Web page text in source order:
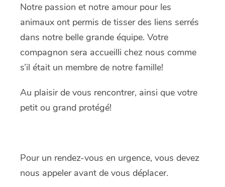
Notre passion et notre amour pour les
animaux ont permis de tisser des liens serrés
dans notre belle grande équipe. Votre
compagnon sera accueilli chez nous comme
s’il était un membre de notre famille!
Au plaisir de vous rencontrer, ainsi que votre
petit ou grand protégé!
Pour un rendez-vous en urgence, vous devez
nous appeler avant de vous déplacer.